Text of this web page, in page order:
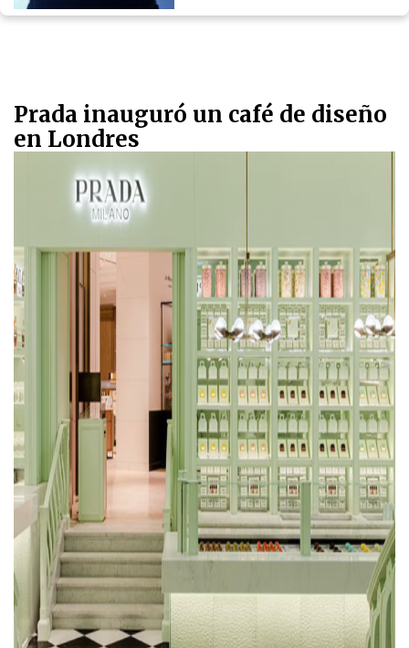
Prada inauguró un café de diseño
en Londres